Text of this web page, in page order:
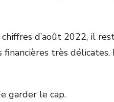
d’août 2022, il
financières très
garder le cap.